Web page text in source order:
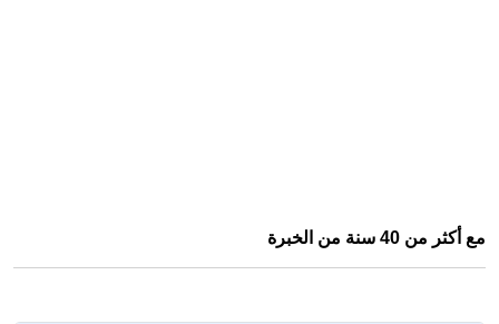
مع أكثر من 40 سنة من الخبرة